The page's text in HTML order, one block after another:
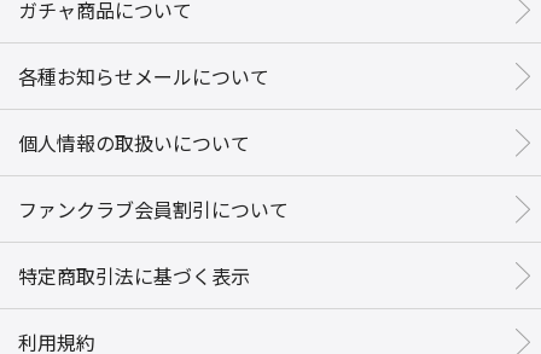
ガチャ商品について
各種お知らせメールについて
個人情報の取扱いについて
ファンクラブ会員割引について
特定商取引法に基づく表示
利用規約